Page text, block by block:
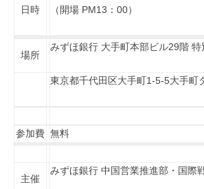
日時
（開場 PM13 ： 00）
場所
みずほ銀行 大手町本部ビル29階 特
東京都千代田区大手町1-5-5大手町
参加費 無料
主催
みずほ銀行 中国営業推進部・国際